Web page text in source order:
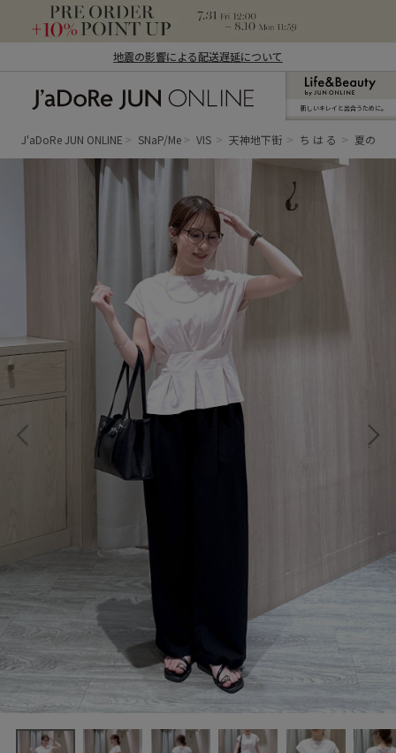
地震の影響による配送遅延について
ン オンライン）
新しいキレイと出合うために。
J'aDoRe JUN ONLINE SNaP/Me VIS 天神地下街 ち は る 夏のピ